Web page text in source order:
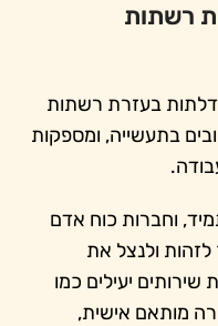
רשתות
בעזרת רשתות
בתעשייה, ומספקות
וחברות כוח אדם
לזהות ולנצל את
יעילים כמו
מותאם אישית,